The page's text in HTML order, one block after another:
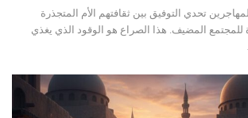
تحدي التوفيق بين ثقافتهم الأم المتجذرة
للمجتمع المضيف. هذا الصراع هو الوقود الذي يغذي